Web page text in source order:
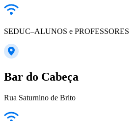
SEDUC–ALUNOS e PROFESSORES
Bar do Cabeça
Rua Saturnino de Brito